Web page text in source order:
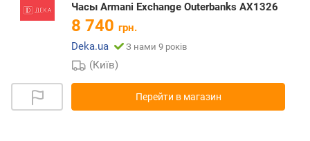
Часы Armani Exchange Outerbanks AX1326
8 740 грн.
Deka.ua
З нами 9 років
(Київ)
Перейти в магазин